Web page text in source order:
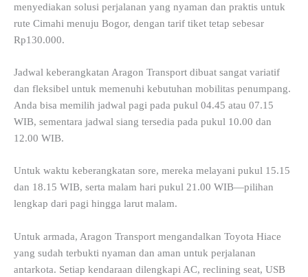
menyediakan solusi perjalanan yang nyaman dan praktis untuk
rute Cimahi menuju Bogor, dengan tarif tiket tetap sebesar
Rp130.000.
Jadwal keberangkatan Aragon Transport dibuat sangat variatif
dan fleksibel untuk memenuhi kebutuhan mobilitas penumpang.
Anda bisa memilih jadwal pagi pada pukul 04.45 atau 07.15
WIB, sementara jadwal siang tersedia pada pukul 10.00 dan
12.00 WIB.
Untuk waktu keberangkatan sore, mereka melayani pukul 15.15
dan 18.15 WIB, serta malam hari pukul 21.00 WIB—pilihan
lengkap dari pagi hingga larut malam.
Untuk armada, Aragon Transport mengandalkan Toyota Hiace
yang sudah terbukti nyaman dan aman untuk perjalanan
antarkota. Setiap kendaraan dilengkapi AC, reclining seat, USB